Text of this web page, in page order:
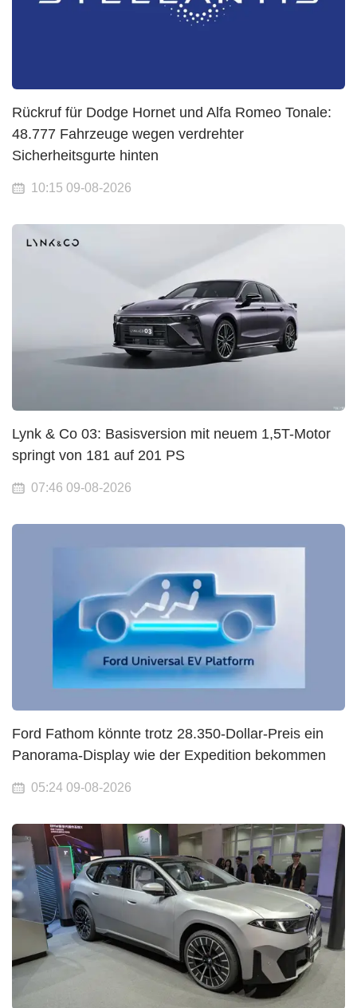
Rückruf für Dodge Hornet und Alfa Romeo Tonale:
48.777 Fahrzeuge wegen verdrehter
Sicherheitsgurte hinten
10:15 09-08-2026
Lynk & Co 03: Basisversion mit neuem 1,5T-Motor
springt von 181 auf 201 PS
07:46 09-08-2026
Ford Fathom könnte trotz 28.350-Dollar-Preis ein
Panorama-Display wie der Expedition bekommen
05:24 09-08-2026